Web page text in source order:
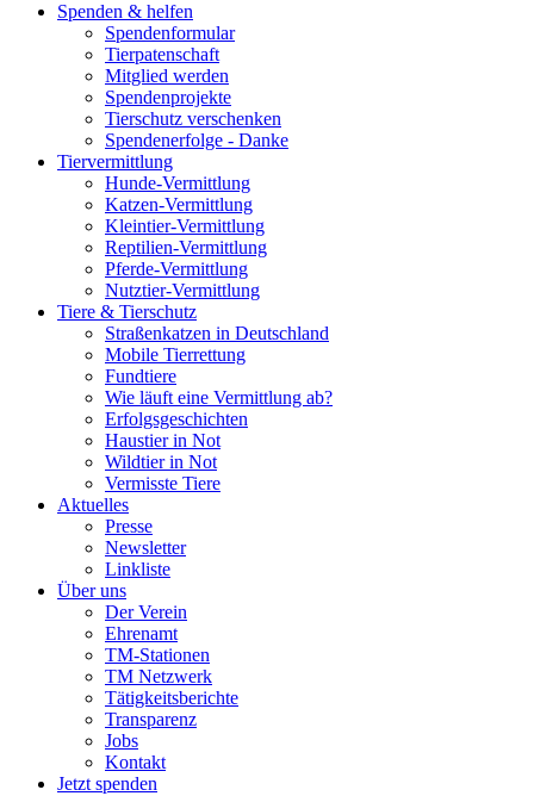
Spenden & helfen
Spendenformular
Tierpatenschaft
Mitglied werden
Spendenprojekte
Tierschutz verschenken
Spendenerfolge - Danke
Tiervermittlung
Hunde-Vermittlung
Katzen-Vermittlung
Kleintier-Vermittlung
Reptilien-Vermittlung
Pferde-Vermittlung
Nutztier-Vermittlung
Tiere & Tierschutz
Straßenkatzen in Deutschland
Mobile Tierrettung
Fundtiere
Wie läuft eine Vermittlung ab?
Erfolgsgeschichten
Haustier in Not
Wildtier in Not
Vermisste Tiere
Aktuelles
Presse
Newsletter
Linkliste
Über uns
Der Verein
Ehrenamt
TM-Stationen
TM Netzwerk
Tätigkeitsberichte
Transparenz
Jobs
Kontakt
Jetzt spenden